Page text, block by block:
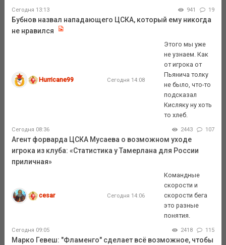
Сегодня 13:13 941 19
Бубнов назвал нападающего ЦСКА, который ему никогда
не нравился
Hurricane99 Сегодня 14:08
Этого мы уже
не узнаем. Как
от игрока от
Пьянича толку
не было, что-то
подсказал
Кисляку ну хоть
то хлеб.
Сегодня 08:36 2443 107
Агент форварда ЦСКА Мусаева о возможном уходе
игрока из клуба: «Статистика у Тамерлана для России
приличная»
cesar Сегодня 14:06
Командные
скорости и
скорости бега
это разные
понятия.
Сегодня 09:05 2418 115
Марко Гевеш: "Фламенго" сделает всё возможное, чтобы